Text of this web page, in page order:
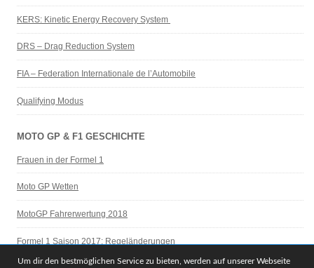
KERS: Kinetic Energy Recovery System
DRS – Drag Reduction System
FIA – Federation Internationale de l’Automobile
Qualifying Modus
MOTO GP & F1 GESCHICHTE
Frauen in der Formel 1
Moto GP Wetten
MotoGP Fahrerwertung 2018
Formel 1 Saison 2017: Regeländerungen
Um dir den bestmöglichen Service zu bieten, werden auf unserer Webseite